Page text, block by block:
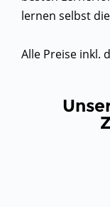
lernen selbst
Alle Preise inkl.